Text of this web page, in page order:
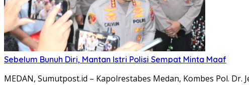
Sebelum Bunuh Diri, Mantan Istri Polisi Sempat Minta Maaf
MEDAN, Sumutpost.id – Kapolrestabes Medan, Kombes Pol.